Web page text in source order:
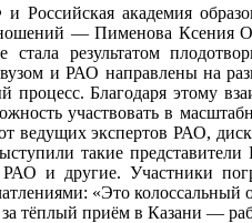
академия
— Пименова Ксения
результатом
и РАО направлены на
процесс. Благодаря этому
участвовать в
ведущих экспертов РАО,
такие представители
и другие. Участники
«Это
тёплый приём в Казани —